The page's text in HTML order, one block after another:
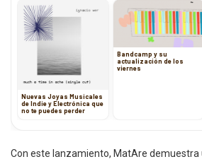
Nuevas Joyas Musicales
de Indie y Electrónica que
no te puedes perder
Bandcamp y su
actualización de los
viernes
Con este lanzamiento, MatAre demuestra